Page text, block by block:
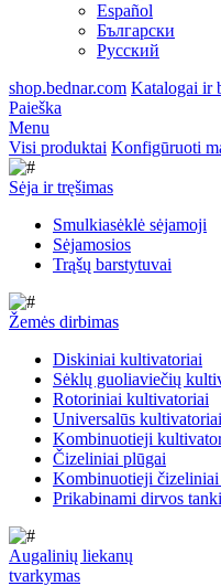
Español
Български
Русский
shop.bednar.com Katalogai ir
Paieška
Menu
Visi produktai Konfigūruoti
Sėja ir tręšimas
Smulkiasėklė sėjamoji
Sėjamosios
Trąšų barstytuvai
Žemės dirbimas
Diskiniai kultivatoriai
Sėklų guoliaviečių
Rotoriniai kultivatoriai
Universalūs kultivatoriai
Kombinuotieji
Čizeliniai plūgai
Kombinuotieji čizeliniai
Prikabinami dirvos
Augalinių liekanų
tvarkymas